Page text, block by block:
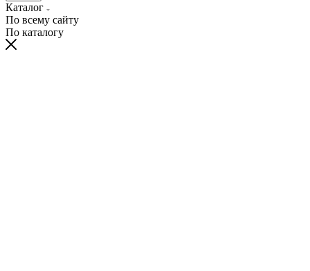
Каталог
По всему сайту
По каталогу